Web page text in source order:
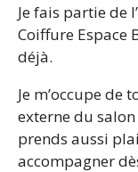
Je fais partie de
Coiffure Espace
déjà.
Je m’occupe
externe du
prends aussi
accompagner